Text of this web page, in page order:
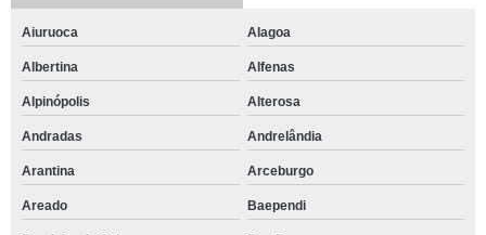
Aiuruoca Alagoa
Albertina Alfenas
Alpinópolis Alterosa
Andradas Andrelândia
Arantina Arceburgo
Areado Baependi